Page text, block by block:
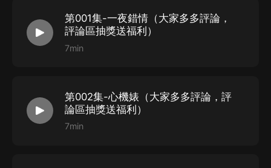
方，房法伺候一百遍！
尼瑪！一個月，他改的第五條，她就犯了不下十次了，利
滾利，這輩子，她還得清嗎？這是什麼鬼家規？！
【購買須知】
1、本作品為付費有聲書，購買成功后，即可收聽。
2、版權歸原作者所有，嚴禁翻錄成任何形式，嚴禁在任
第001集-一夜錯情（大家多多評論，
評論區抽獎送福利）
7min
第002集-心機婊（大家多多評論，評
論區抽獎送福利）
7min